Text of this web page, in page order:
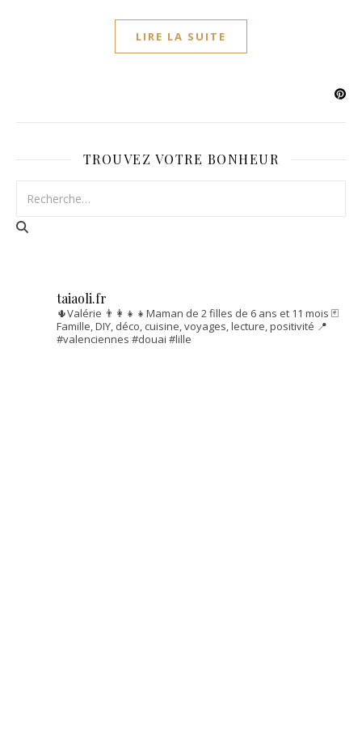
LIRE LA SUITE
TROUVEZ VOTRE BONHEUR
taiaoli.fr
🌵Valérie 👨‍👩‍👧‍👧Maman de 2 filles de 6 ans et 11 mois 🃏
Famille, DIY, déco, cuisine, voyages, lecture, positivité 📍
#valenciennes #douai #lille